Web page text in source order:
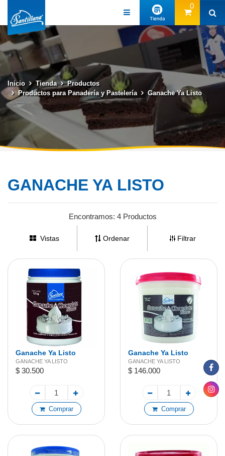
0
Inicio Tienda
Productos
Productos para Panadería y Pastelería
Ganache Ya Listo
GANACHE YA LISTO
Encontramos: 4 Productos
Vistas Ordenar Filtrar
Ganache Ya Listo
Blanco 1,2 kg
GANACHE YA LISTO
$ 30.500
Comprar
Ganache Ya Listo
Blanco 4,7 kg
GANACHE YA LISTO
$ 146.000
Comprar
(57) 3131313131